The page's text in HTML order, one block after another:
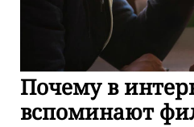
Почему в
вспоминают